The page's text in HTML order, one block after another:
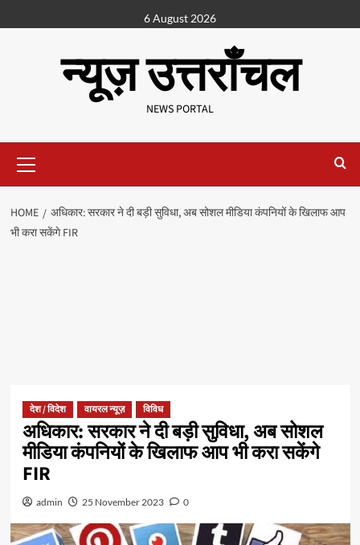
6 August 2026
न्यूज़ उत्तराँचल
NEWS PORTAL
HOME
अधिकार: सरकार ने दी बड़ी सुविधा, अब सोशल मीडिया कंपनियों के खिलाफ आप
भी करा सकेंगे FIR
देश / विदेश वायरल न्यूज़ विविध
अधिकार: सरकार ने दी बड़ी सुविधा, अब सोशल
मीडिया कंपनियों के खिलाफ आप भी करा सकेंगे
FIR
admin 25 November 2023 0